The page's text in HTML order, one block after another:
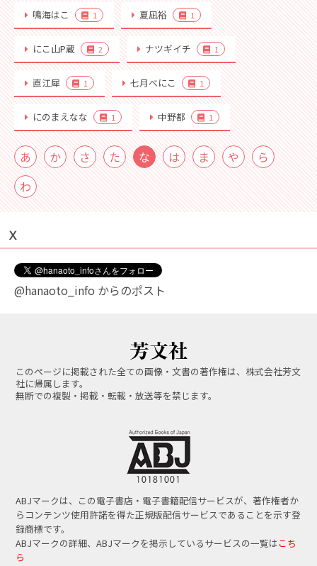
鳴海はこ 1 夏凪裕 1
にこ山P蔵 2 ナツギイチ 1
直江犀 1 七月べにこ 1
にのまえなな 1 中野都 1
あ か さ た な は ま や
ら
わ
Ｘ
@hanaoto_info からのポスト
このページに掲載された全ての画像・文書の著作権は、株式会社芳文
社に帰属します。
無断での複製・掲載・転載・放送等を禁じます。
ABJマークは、この電子書店・電子書籍配信サービスが、著作権者か
らコンテンツ使用許諾を得た正規版配信サービスであることを示す登
録商標です。
ABJマークの詳細、ABJマークを掲示しているサービスの一覧はこち
ら